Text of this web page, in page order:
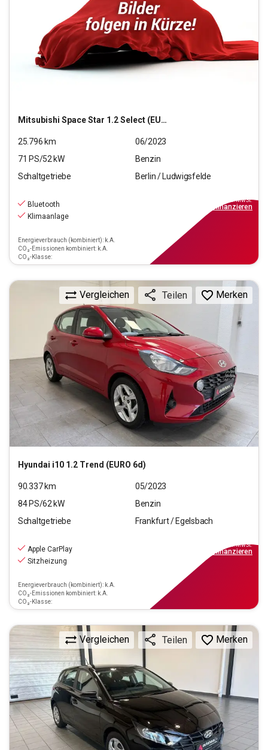
Mitsubishi Space Star 1.2 Select (EURO 6d)
25.796 km
06/2023
71 PS/52 kW
Benzin
Schaltgetriebe
Berlin / Ludwigsfelde
Bluetooth
Klimaanlage
Energieverbrauch (kombiniert): k.A.
CO₂-Emissionen kombiniert: k.A.
CO₂-Klasse:
inkl.MwSt.
finanzieren
Hyundai i10 1.2 Trend (EURO 6d)
Vergleichen Teilen Merken
90.337km
05/2023
84PS/62 kW
Benzin
Schaltgetriebe
Frankfurt / Egelsbach
Apple CarPlay
Sitzheizung
Energieverbrauch (kombiniert): k.A.
CO₂-Emissionen kombiniert: k.A.
CO₂-Klasse:
inkl.MwSt.
finanzieren
Vergleichen Teilen Merken